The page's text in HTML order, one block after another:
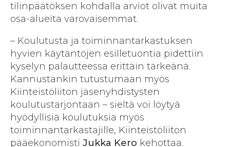
tilinpäätöksen kohdalla arviot olivat muita
osa-alueita varovaisemmat.
– Koulutusta ja toiminnantarkastuksen
hyvien käytäntöjen esilletuontia pidettiin
kyselyn palautteessa erittäin tärkeänä.
Kannustankin tutustumaan myös
Kiinteistöliiton jäsenyhdistysten
koulutustarjontaan – sieltä voi löytyä
hyödyllisiä koulutuksia myös
toiminnantarkastajille, Kiinteistöliiton
pääekonomisti Jukka Kero kehottaa.